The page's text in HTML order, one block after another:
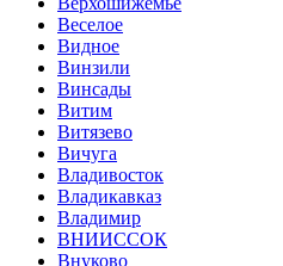
Веселое
Видное
Винзили
Винсады
Витим
Витязево
Вичуга
Владивосток
Владикавказ
Владимир
ВНИИССОК
Внуково